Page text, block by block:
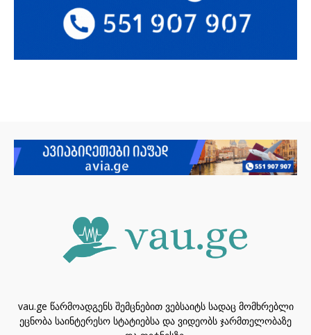
vau.ge წარმოადგენს შემცნებით ვებსაიტს სადაც მომხრებლი
ეცნობა საინტერესო სტატიებსა და ვიდეობს ჯარმთელობაზე